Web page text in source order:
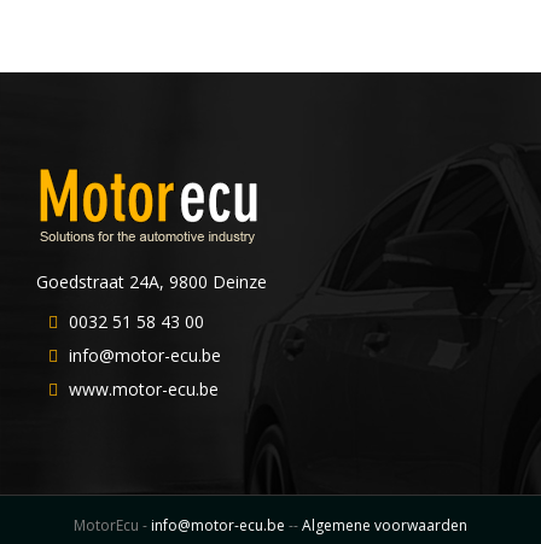
Goedstraat 24A, 9800 Deinze
0032 51 58 43 00
info@motor-ecu.be
www.motor-ecu.be
MotorEcu -info@motor-ecu.be --Algemene voorwaarden